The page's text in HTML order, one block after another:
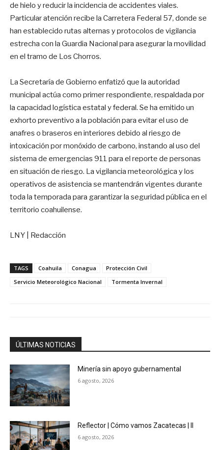
de hielo y reducir la incidencia de accidentes viales.
Particular atención recibe la Carretera Federal 57, donde se
han establecido rutas alternas y protocolos de vigilancia
estrecha con la Guardia Nacional para asegurar la movilidad
en el tramo de Los Chorros.
La Secretaría de Gobierno enfatizó que la autoridad
municipal actúa como primer respondiente, respaldada por
la capacidad logística estatal y federal. Se ha emitido un
exhorto preventivo a la población para evitar el uso de
anafres o braseros en interiores debido al riesgo de
intoxicación por monóxido de carbono, instando al uso del
sistema de emergencias 911 para el reporte de personas
en situación de riesgo. La vigilancia meteorológica y los
operativos de asistencia se mantendrán vigentes durante
toda la temporada para garantizar la seguridad pública en el
territorio coahuilense.
LNY | Redacción
TAGS Coahuila Conagua
Protección Civil
Servicio Meteorológico Nacional
Tormenta Invernal
ÚLTIMAS NOTICIAS
Minería sin apoyo gubernamental
6 agosto, 2026
Reflector | Cómo vamos Zacatecas | II
6 agosto, 2026